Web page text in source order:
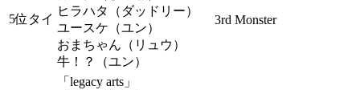
5位タイ
ヒラハタ（ダッドリー）
ユースケ（ユン）
おまちゃん（リュウ）
牛！？（ユン）
3rd Monster
「legacy arts」